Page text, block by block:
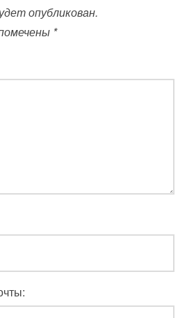
опубликован.
*